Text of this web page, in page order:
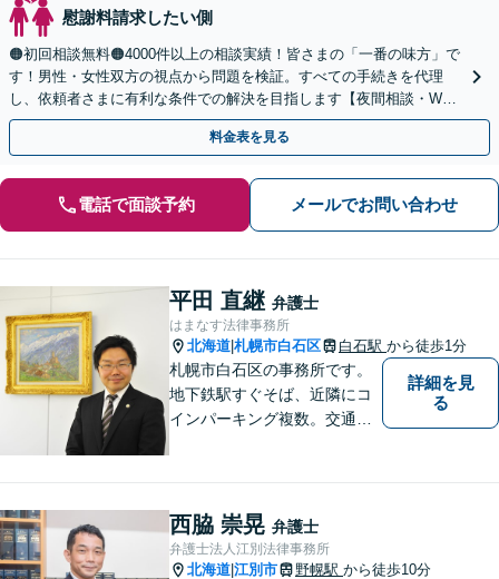
慰謝料請求したい側
🟠初回相談無料🟠4000件以上の相談実績！皆さまの「一番の味方」で
す！男性・女性双方の視点から問題を検証。すべての手続きを代理
し、依頼者さまに有利な条件での解決を目指します【夜間相談・WEB
面談可】【完全個室・秘密厳守】
料金表を見る
電話で面談予約 メールでお問い合わせ
平田 直継 弁護士
はまなす法律事務所
北海道 札幌市白石区 白石駅 から徒歩1分
札幌市白石区の事務所です。
地下鉄駅すぐそば、近隣にコ
インパーキング複数。交通の
もアクセス良好。相続、交通
事故、離婚、債務整理など幅
広く対応する４０代の経験豊
詳細を見
る
西脇 崇晃 弁護士
弁護士法人江別法律事務所
北海道 江別市 野幌駅 から徒歩10分